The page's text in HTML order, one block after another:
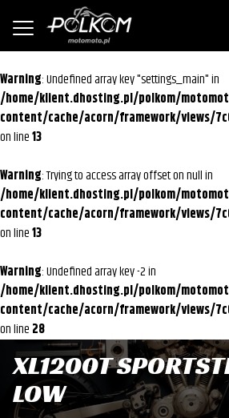
Warning : Undefined array key "settings_main" in
/home/klient.dhosting.pl/polkom/
content/cache/acorn/framework/views/
on line13
Warning : Trying to access array offset on null in
/home/klient.dhosting.pl/polkom/
content/cache/acorn/framework/views/
on line13
Warning : Undefined array key -2 in
/home/klient.dhosting.pl/polkom/
content/cache/acorn/framework/views/
on line 28
XL1200T
LOW